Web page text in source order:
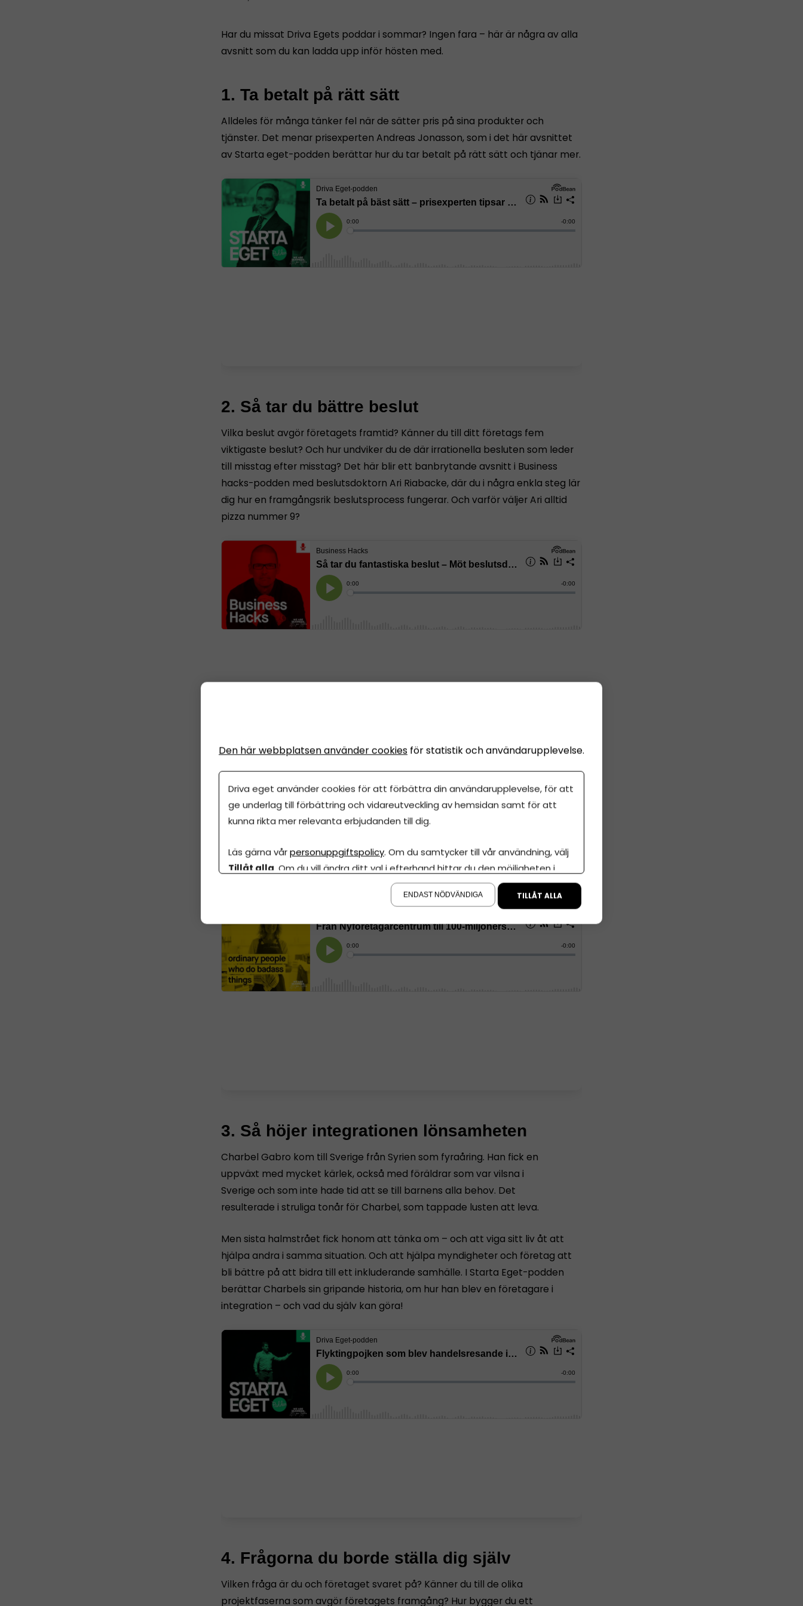
Har du missat Driva Egets poddar i sommar? Ingen fara – här är några av alla
avsnitt som du kan ladda upp inför hösten med.
1. Ta betalt på rätt sätt
Alldeles för många tänker fel när de sätter pris på sina produkter och
tjänster. Det menar prisexperten Andreas Jonasson, som i det här avsnittet
av Starta eget-podden berättar hur du tar betalt på rätt sätt och tjänar mer.
2. Så tar du bättre beslut
Vilka beslut avgör företagets framtid? Känner du till ditt företags fem
viktigaste beslut? Och hur undviker du de där irrationella besluten som leder
till misstag efter misstag? Det här blir ett banbrytande avsnitt i Business
hacks-podden med beslutsdoktorn Ari Riabacke, där du i några enkla steg lär
dig hur en framgångsrik beslutsprocess fungerar. Och varför väljer Ari alltid
pizza nummer 9?
3. Kicki startade en helt ny bransch
Hur många svenskar har skapat en helt ny bransch? Kicki Theander är en av
de få, och medMiddagsfrid gick hon från idé till 100-miljonersbolag, samtidigt
som hon förändrade hur vi handlar vår mat. Men resan har varit långt ifrån
spikrak, och nu delar Kicki frikostigt med sig av motgångarna och
framgångarna som formade hennes entreprenörskap i podden Ordinary
People Who Do Badass Things.
3. Så höjer integrationen lönsamheten
Charbel Gabro kom till Sverige från Syrien som fyraåring. Han fick en
uppväxt med mycket kärlek, också med föräldrar som var vilsna i
Sverige och som inte hade tid att se till barnens alla behov. Det
resulterade i struliga tonår för Charbel, som tappade lusten att leva.
Men sista halmstrået fick honom att tänka om – och att viga sitt liv åt att
hjälpa andra i samma situation. Och att hjälpa myndigheter och företag att
bli bättre på att bidra till ett inkluderande samhälle. I Starta Eget-podden
berättar Charbels sin gripande historia, om hur han blev en företagare i
integration – och vad du själv kan göra!
4. Frågorna du borde ställa dig själv
Vilken fråga är du och företaget svaret på? Känner du till de olika
projektfaserna som avgör företagets framgång? Hur bygger du ett
Den här webbplatsen använder cookies för statistik och användarupplevelse.
Driva eget använder cookies för att förbättra din användarupplevelse, för att
ge underlag till förbättring och vidareutveckling av hemsidan samt för att
kunna rikta mer relevanta erbjudanden till dig.
Läs gärna vårpersonuppgiftspolicy. Om du samtycker till vår användning, välj
Tillåt alla . Om du vill ändra ditt val i efterhand hittar du den möjligheten i
ENDAST NÖDVÄNDIGA TILLÅT ALLA